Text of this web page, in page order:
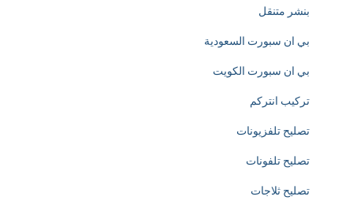
y
d
e
d
c
بنشر متنقل
بي ان سبورت السعودية
بي ان سبورت الكويت
تركيب انتركم
تصليح تلفزيونات
تصليح تلفونات
تصليح ثلاجات